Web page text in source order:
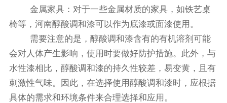
金属家具：对于一些金属材质的家具，如铁艺桌
椅等，河南醇酸调和漆可以作为底漆或面漆使用。
需要注意的是，醇酸调和漆含有的有机溶剂可能
会对人体产生影响，使用时要做好防护措施。此外，与
水性漆相比，醇酸调和漆的持久性较差，易变黄，且有
刺激性气味。因此，在选择使用醇酸调和漆时，应根据
具体的需求和环境条件来合理选择和应用。